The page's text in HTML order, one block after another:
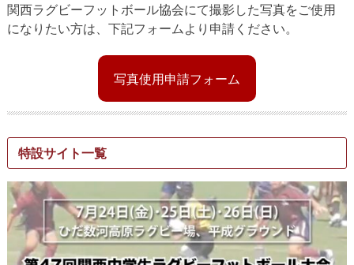
関西ラグビーフットボール協会にて撮影した写真をご使用
になりたい方は、下記フォームより申請ください。
写真使用申請フォーム
特設サイト一覧